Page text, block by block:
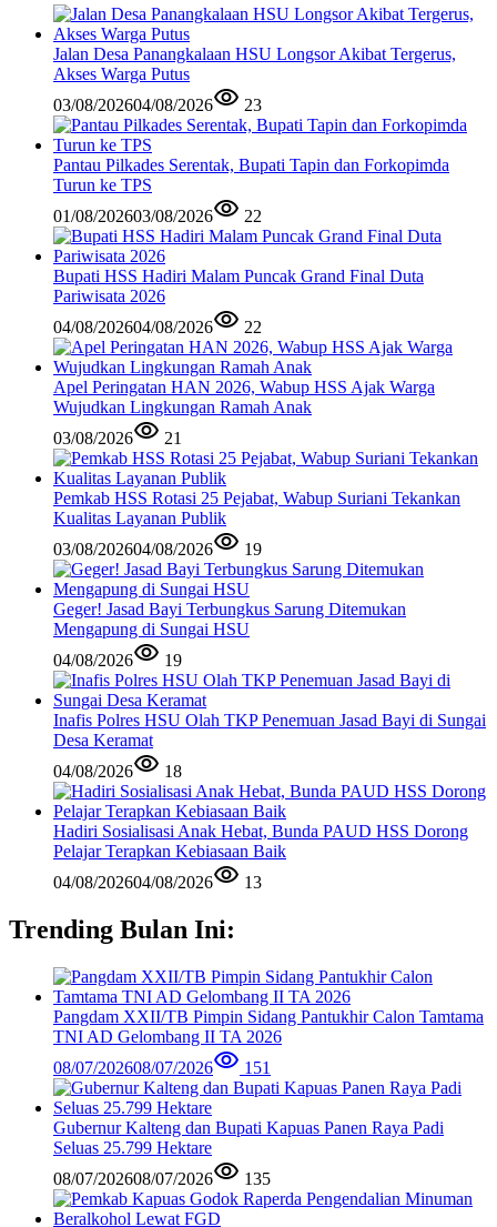
Jalan Desa Panangkalaan HSU Longsor Akibat Tergerus,
Akses Warga Putus
03/08/202604/08/2026 23
Pantau Pilkades Serentak, Bupati Tapin dan Forkopimda
Turun ke TPS
01/08/202603/08/2026 22
Bupati HSS Hadiri Malam Puncak Grand Final Duta
Pariwisata 2026
04/08/202604/08/2026 22
Apel Peringatan HAN 2026, Wabup HSS Ajak Warga
Wujudkan Lingkungan Ramah Anak
03/08/2026
21
Pemkab HSS Rotasi 25 Pejabat, Wabup Suriani Tekankan
Kualitas Layanan Publik
03/08/202604/08/2026 19
Geger! Jasad Bayi Terbungkus Sarung Ditemukan
Mengapung di Sungai HSU
04/08/2026
19
Inafis Polres HSU Olah TKP Penemuan Jasad Bayi di Sungai
Desa Keramat
04/08/2026
18
Hadiri Sosialisasi Anak Hebat, Bunda PAUD HSS Dorong
Pelajar Terapkan Kebiasaan Baik
04/08/202604/08/2026 13
Trending Bulan Ini:
Pangdam XXII/TB Pimpin Sidang Pantukhir Calon Tamtama
TNI AD Gelombang II TA 2026
08/07/202608/07/2026 151
Gubernur Kalteng dan Bupati Kapuas Panen Raya Padi
Seluas 25.799 Hektare
08/07/202608/07/2026 135